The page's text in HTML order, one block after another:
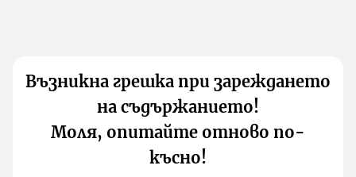
Възникна грешка при зареждането
на съдържанието!
Моля, опитайте отново по-
късно!